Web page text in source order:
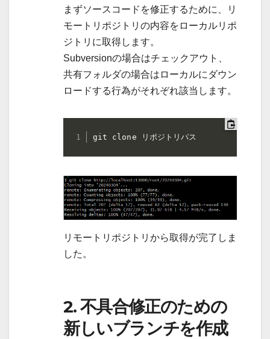
まずソースコードを修正するために、リ
モートリポジトリの内容をローカルリポ
ジトリに取得します。
Subversionの場合はチェックアウト、
共有フォルダの場合はローカルにダウン
ロードする行為がそれぞれ該当します。
git clone リポジトリパス
リモートリポジトリから取得が完了しま
した。
2. 不具合修正のための
新しいブランチを作成